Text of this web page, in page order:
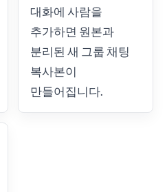
대화에 사람을
추가하면 원본과
분리된 새 그룹 채팅
복사본이
만들어집니다.